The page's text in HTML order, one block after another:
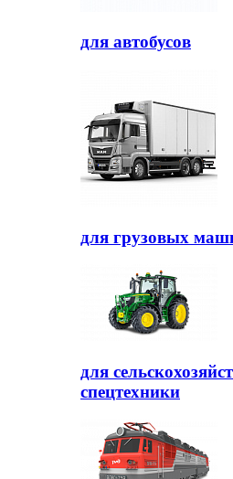
для автобусов
для грузовых
для
спецтехники